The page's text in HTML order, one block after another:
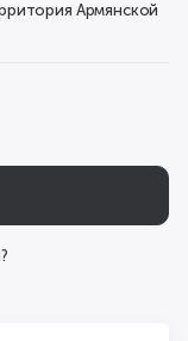
Армянской